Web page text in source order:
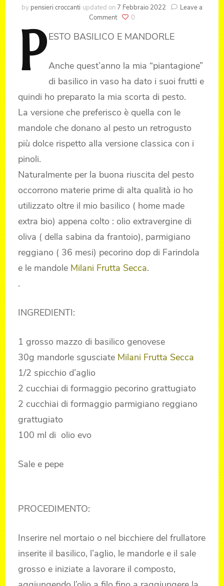
by pensieri croccanti updated on 7 Febbraio 2022
Leave a
Commenton
BASILICO
0
P ESTO BASILICO E MANDORLE
Anche quest’anno la mia “piantagione”
di basilico in vaso ha dato i suoi frutti e
quindi ho preparato la mia scorta di pesto.
La versione che preferisco è quella con le
mandole che donano al pesto un retrogusto
più dolce rispetto alla versione classica con i
pinoli.
Naturalmente per la buona riuscita del pesto
occorrono materie prime di alta qualità io ho
utilizzato oltre il mio basilico ( home made
extra bio) appena colto : olio extravergine di
oliva ( della sabina da frantoio), parmigiano
reggiano ( 36 mesi) pecorino dop di Farindola
e le mandole Milani Frutta Secca.
.
INGREDIENTI:
1 grosso mazzo di basilico genovese
30g mandorle sgusciate Milani Frutta Secca
1/2 spicchio d’aglio
2 cucchiai di formaggio pecorino grattugiato
2 cucchiai di formaggio parmigiano reggiano
grattugiato
100 ml di olio evo
Sale e pepe
PROCEDIMENTO:
Inserire nel mortaio o nel bicchiere del frullatore
inserite il basilico, l’aglio, le mandorle e il sale
grosso e iniziate a lavorare il composto,